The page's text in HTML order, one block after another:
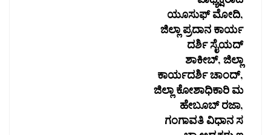
ಯೂಸುಫ್ ಮೋದಿ,
ಜಿಲ್ಲಾ ಪ್ರದಾನ ಕಾರ್ಯ
ದರ್ಶಿ ಸೈಯದ್
ಶಾಕೀಬ್, ಜಿಲ್ಲಾ
ಕಾರ್ಯದರ್ಶಿ ಚಾಂದ್,
ಜಿಲ್ಲಾ ಕೋಶಾಧಿಕಾರಿ ಮ
ಹೇಬೂಬ್ ರಜಾ,
ಗಂಗಾವತಿ ವಿಧಾನ ಸ